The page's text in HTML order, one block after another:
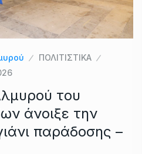
ΠΟΛΙΤΙΣΤΙΚΑ
του
άνοιξε την
παράδοσης –